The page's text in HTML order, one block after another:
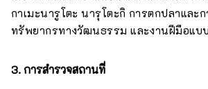
กาเมะนารูโตะ นารุโตะกิ การตกปลาและก
ทรัพยากรทางวัฒนธรรม และงานฝีมือแบ
3. การสำรวจสถานที่